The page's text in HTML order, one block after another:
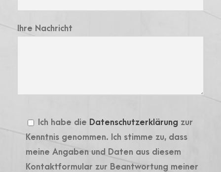
Ihre Nachricht
Ich habe die Datenschutzerklärung zur
Kenntnis genommen. Ich stimme zu, dass
meine Angaben und Daten aus diesem
Kontaktformular zur Beantwortung meiner